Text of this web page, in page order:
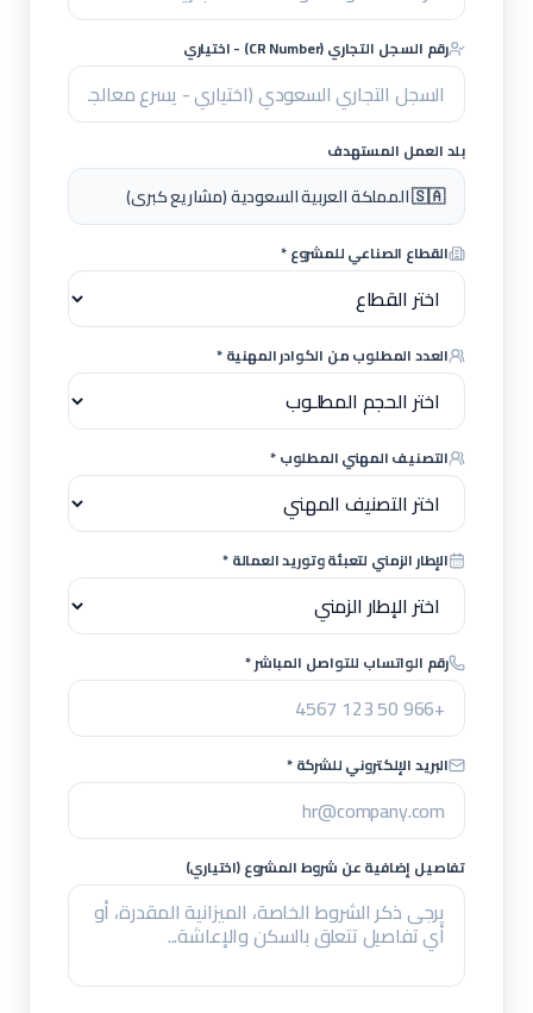
رقم السجل التجاري (CR Number) - اختياري
بلد العمل المستهدف
🇸🇦 المملكة العربية السعودية (مشاريع كبرى)
القطاع الصناعي للمشروع *
العدد المطلوب من الكوادر المهنية *
التصنيف المهني المطلوب *
الإطار الزمني لتعبئة وتوريد العمالة *
رقم الواتساب للتواصل المباشر *
البريد الإلكتروني للشركة *
تفاصيل إضافية عن شروط المشروع (اختياري)